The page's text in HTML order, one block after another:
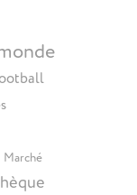
Marché